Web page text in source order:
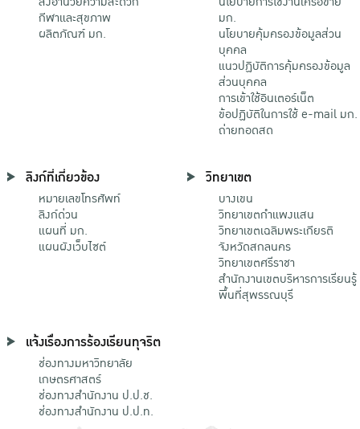
กีฬาและสุขภาพ
ผลิตภัณฑ์ มก.
มก.
นโยบายคุ้มครองข้อมูลส่วน
บุคคล
แนวปฏิบัติการคุ้มครองข้อมูล
ส่วนบุคคล
การเข้าใช้อินเตอร์เน็ต
ข้อปฏิบัติในการใช้ e-mail มก.
ถ่ายทอดสด
ลิงก์ที่เกี่ยวข้อง
หมายเลขโทรศัพท์
ลิงก์ด่วน
แผนที่ มก.
แผนผังเว็บไซต์
วิทยาเขต
บางเขน
วิทยาเขตกําแพงแสน
วิทยาเขตเฉลิมพระเกียรติ
จังหวัดสกลนคร
วิทยาเขตศรีราชา
สำนักงานเขตบริหารการเรียนรู้
พื้นที่สุพรรณบุรี
แจ้งเรื่องการร้องเรียนทุจริต
ช่องทางมหาวิทยาลัย
เกษตรศาสตร์
ช่องทางสำนักงาน ป.ป.ช.
ช่องทางสำนักงาน ป.ป.ท.